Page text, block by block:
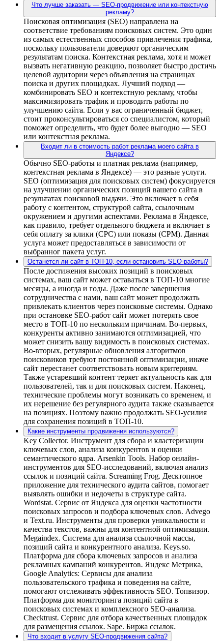
Что лучше заказать — SEO-продвижение или контекстную
рекламу?
Поисковая оптимизация (SEO) направлена на
соответствие требованиям поисковых систем. Это один
из самых естественных способов привлечения трафика,
поскольку пользователи доверяют органическим
результатам поиска. Контекстная реклама, хотя и может
вызвать негативную реакцию, позволяет быстро достичь
целевой аудитории через объявления на страницах
поиска и других площадках. Лучший подход —
комбинировать SEO и контекстную рекламу, чтобы
максимизировать трафик и проводить работы по
улучшению сайта. Если у вас ограниченный бюджет,
стоит проконсультироваться со специалистом, который
поможет определить, что будет более выгодно — SEO
или контекстная реклама.
Входит ли в стоимость работ реклама моего сайта в
Яндексе?
Обычно SEO-работы и платная реклама (например,
контекстная реклама в Яндексе) — это разные услуги.
SEO (оптимизация для поисковых систем) фокусируется
на улучшении органических позиций вашего сайта в
результатах поисковой выдачи. Это включает в себя
работу с контентом, структурой сайта, ссылочным
окружением и другими аспектами. Реклама в Яндексе,
как правило, требует отдельного бюджета и включает в
себя оплату за клики (CPC) или показы (CPM). Данная
услуга может предоставляться в зависимости от
выбранног пакета услуг.
Останется ли сайт в ТОП-10, если остановить SEO-работы?
После достижения высоких позиций в поисковых
системах, ваш сайт может оставаться в ТОП-10 многие
месяцы, а иногда и годы. Даже после завершения
сотрудничества с нами, ваш сайт может продолжать
привлекать клиентов через поисковые системы. Однако
при остановке SEO-работ сайт может потерять свое
место в ТОП-10 по нескольким причинам. Во-первых,
конкуренты активно занимаются оптимизацией, что
может снизить вашу видимость в поисковых системах.
Во-вторых, регулярные обновления алгоритмов
поисковиков требуют постоянной оптимизации, иначе
сайт перестанет соответствовать новым критериям.
Также устаревший контент теряет актуальность как для
пользователей, так и для поисковых систем. Наконец,
технические проблемы могут возникать со временем, и
их нерешение без регулярного аудита также сказывается
на позициях. Поэтому важно продолжать SEO-усилия
для сохранения позиций в ТОП-10.
Какие инструменты продвижения используются?
Key Collector. Инструмент для сбора и кластеризации
ключевых слов, анализа конкурентов и оценки
семантического ядра. Arsenkin Tools. Набор онлайн-
инструментов для SEO-исследований, включая анализ
ссылок и позиций сайта. Screaming Frog. Десктопное
приложение для технического аудита сайтов, помогает
выявлять ошибки и недочеты в структуре сайта.
Wordstat. Сервис от Яндекса для оценки частотности
поисковых запросов и подбора ключевых слов. Advego
и Text.ru. Инструменты для проверки уникальности и
качества текстов, важны для контентной оптимизации.
Megaindex. Система для анализа ссылочной массы,
позиций сайта и конкурентного анализа. Keys.so.
Платформа для сбора ключевых запросов и анализа
рекламных кампаний конкурентов. Яндекс Метрика,
Google Analytics: Сервисы для анализа
пользовательского трафика и поведения на сайте,
помогают отслеживать эффективность SEO. Топвизор.
Платформа для мониторинга позиций сайта в
поисковых системах и комплексного SEO-анализа.
Сhecktrust. Сервис для отбора качественных площадок
для размещения ссылок. Sape. Биржа ссылок.
Что входит в услугу SEO-продвижения сайта?